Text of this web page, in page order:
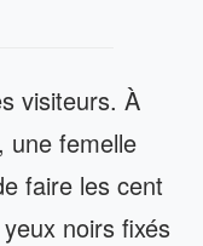
visiteurs. À
une femelle
faire les cent
noirs fixés